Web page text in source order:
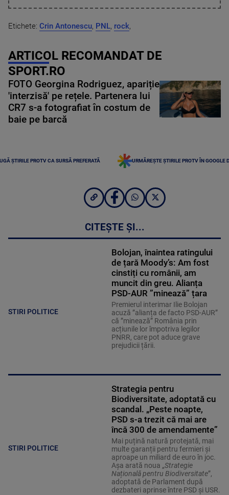
Etichete: Crin Antonescu, PNL, rock,
ARTICOL RECOMANDAT DE
SPORT.RO
FOTO Georgina Rodriguez, apariție
'interzisă' pe rețele. Partenera lui
CR7 s-a fotografiat în costum de
baie pe barcă
ȘTIRILE PROTV CA SURSĂ PREFERATĂ URMĂREȘTE ȘTIRILE PROTV ÎN GOOGLE
CITEȘTE ȘI...
STIRI POLITICE
Bolojan, înaintea ratingului
de țară Moody’s: Am fost
cinstiți cu românii, am
muncit din greu. Alianța
PSD-AUR ”minează” țara
Premierul interimar Ilie Bolojan
acuză ”alianța de facto PSD-AUR”
că ”minează” România prin
acțiunile lor împotriva legilor
PNRR, care pot aduce grave
prejudicii țării.
STIRI POLITICE
Strategia pentru
Biodiversitate, adoptată cu
scandal. „Peste noapte,
PSD s-a trezit că mai are
încă 300 de amendamente”
Mai puțină natură protejată, mai
multe garanții pentru fermieri și
aproape un miliard de euro în joc.
Așa arată noua „Strategie
Națională pentru Biodiversitate”,
adoptată de Parlament după
dezbateri aprinse între PSD și USR.